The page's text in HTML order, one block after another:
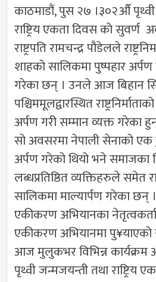
काठमाडौं, पुस २७ ।३०२औँ
राष्ट्रिय एकता दिवस काे सुवर्ण
राष्ट्रपति रामचन्द्र पौडेलले
शाहको सालिकमा पुष्पहार
गरेका छन् । उनले आज बिहान
पश्चिममूलद्वारस्थित
अर्पण गरी सम्मान व्यक्त गरेका
सो अवसरमा नेपाली सेनाको
अर्पण गरेको थियो भने समाजका
लब्धप्रतिष्ठित व्यक्तिहरुले समेत
सालिकमा माल्यार्पण गरेका
एकीकरण अभियानका नेतृत्वकर्ता
एकीकरण अभियानमा पु¥याएको
आज मुलुकभर विभिन्न
पृथ्वी जन्मजयन्ती तथा राष्ट्रिय